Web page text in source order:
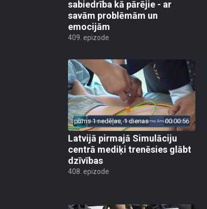
sabiedrība kā pārējie - ar
savām problēmām un
emocijām
409. epizode
pirms 1 nedēļas, 1 dienas 00:00:56
Latvijā pirmajā Simulāciju
centrā mediķi trenēsies glābt
dzīvības
408. epizode